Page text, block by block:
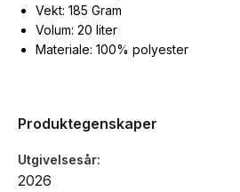
Vekt: 185 Gram
Volum: 20 liter
Materiale: 100% polyester
Produktegenskaper
Utgivelsesår
2026